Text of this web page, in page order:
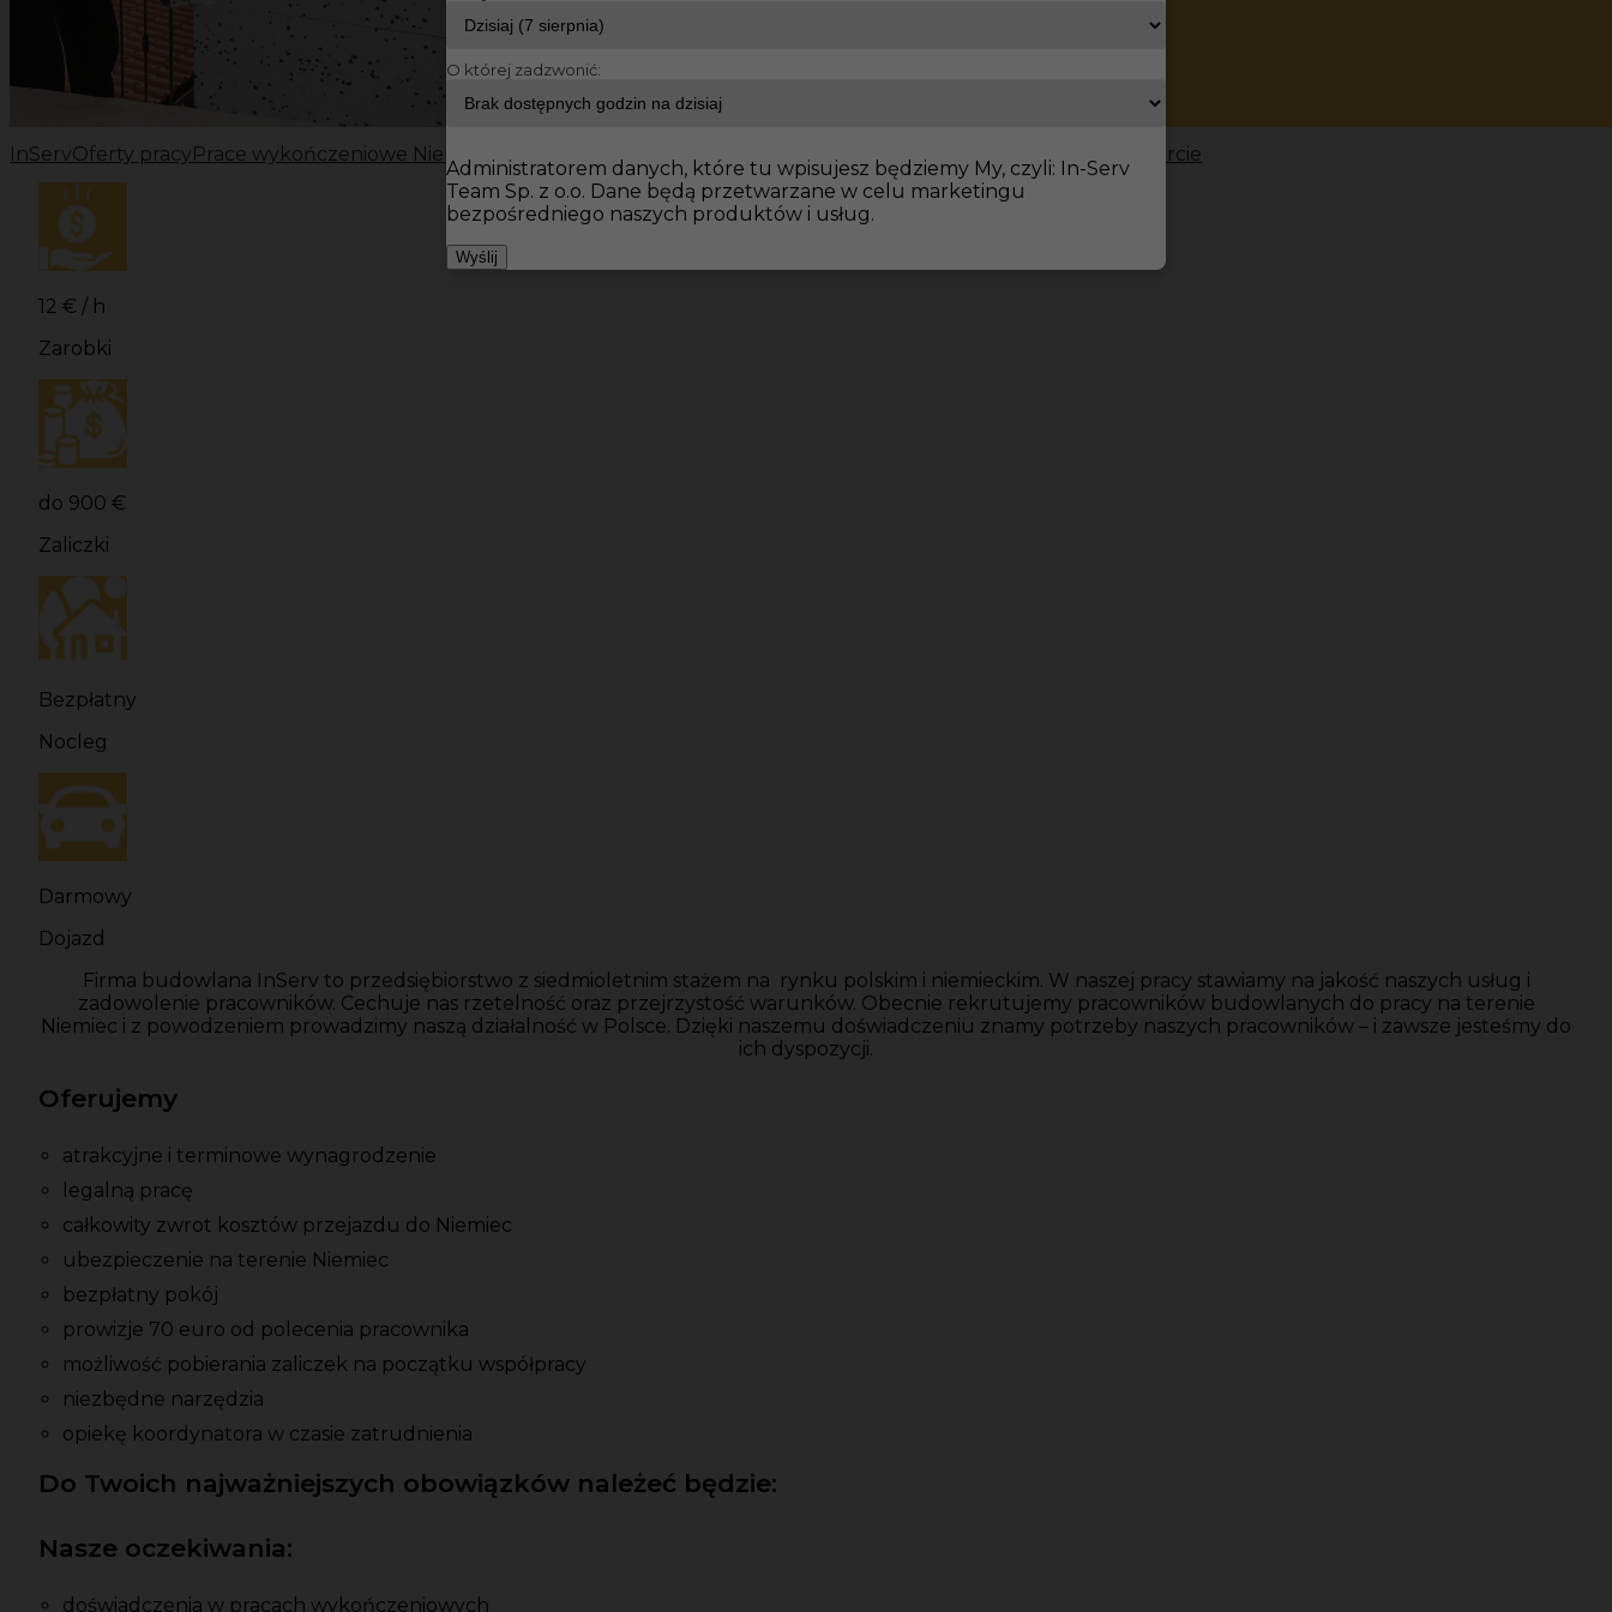
InServOferty pracy Prace wykończeniowe Niemcy Prace wykończeniowe Praca dla Montera płyt KG w Niemczech-Stuttgarcie
12 € / h
Zarobki
do 900 €
Zaliczki
Bezpłatny
Nocleg
Darmowy
Dojazd
Firma budowlana InServ to przedsiębiorstwo z siedmioletnim stażem na rynku polskim i niemieckim. W naszej pracy stawiamy na jakość naszych usług i
zadowolenie pracowników. Cechuje nas rzetelność oraz przejrzystość warunków. Obecnie rekrutujemy pracowników budowlanych do pracy na terenie
Niemiec i z powodzeniem prowadzimy naszą działalność w Polsce. Dzięki naszemu doświadczeniu znamy potrzeby naszych pracowników – i zawsze jesteśmy do
ich dyspozycji.
Oferujemy
atrakcyjne i terminowe wynagrodzenie
legalną pracę
całkowity zwrot kosztów przejazdu do Niemiec
ubezpieczenie na terenie Niemiec
bezpłatny pokój
prowizje 70 euro od polecenia pracownika
możliwość pobierania zaliczek na początku współpracy
niezbędne narzędzia
opiekę koordynatora w czasie zatrudnienia
Do Twoich najważniejszych obowiązków należeć będzie:
Nasze oczekiwania:
doświadczenia w pracach wykończeniowych
O której zadzwonić:
Administratorem danych, które tu wpisujesz będziemy My, czyli: In-Serv
Team Sp. z o.o. Dane będą przetwarzane w celu marketingu
bezpośredniego naszych produktów i usług.
Wyślij